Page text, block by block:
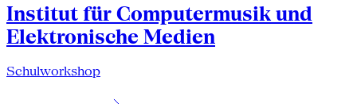
Institut für Computermusik und
Elektronische Medien
Schulworkshop